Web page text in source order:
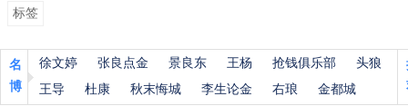
标签
名
博
徐文婷 张良点金 景良东 王杨 抢钱俱乐部
头狼
王导
杜康 秋末悔城 李生论金 右琅 金都城